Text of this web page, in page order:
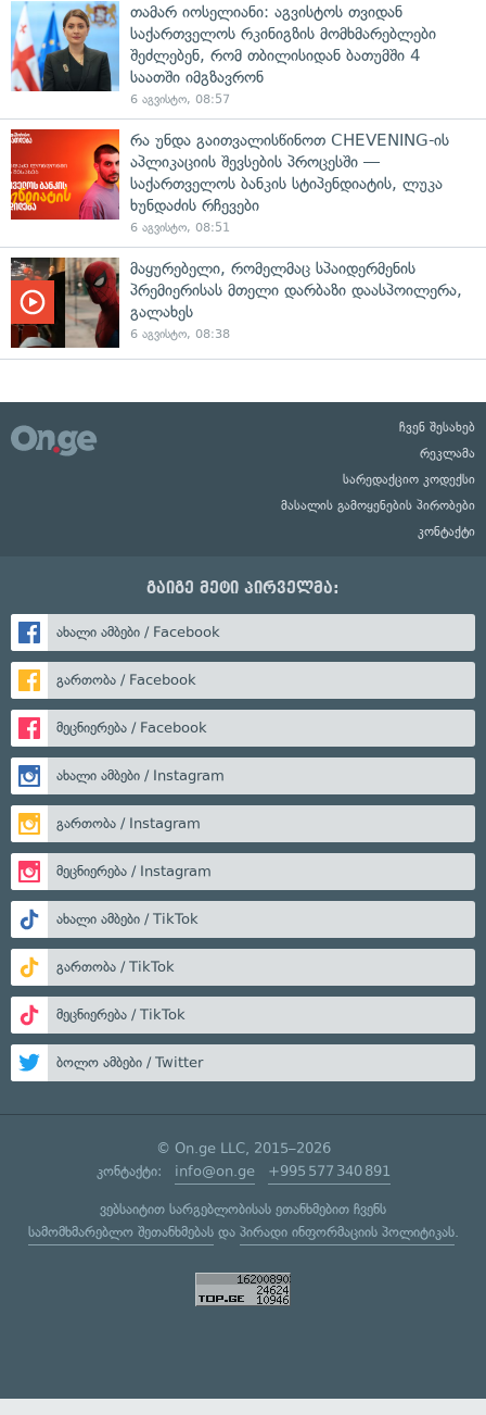
თამარ იოსელიანი: აგვისტოს თვიდან
საქართველოს რკინიგზის მომხმარებლები
შეძლებენ, რომ თბილისიდან ბათუმში 4
საათში იმგზავრონ
6 აგვისტო, 08:57
რა უნდა გაითვალისწინოთ CHEVENING-ის
აპლიკაციის შევსების პროცესში —
საქართველოს ბანკის სტიპენდიატის, ლუკა
ხუნდაძის რჩევები
6 აგვისტო, 08:51
მაყურებელი, რომელმაც სპაიდერმენის
პრემიერისას მთელი დარბაზი დაასპოილერა,
გალახეს
6 აგვისტო, 08:38
ჩვენ შესახებ
რეკლამა
სარედაქციო კოდექსი
მასალის გამოყენების პირობები
კონტაქტი
გაიგე მეტი პირველმა:
ახალი ამბები / Facebook
გართობა / Facebook
მეცნიერება / Facebook
ახალი ამბები / Instagram
გართობა / Instagram
მეცნიერება / Instagram
ახალი ამბები / TikTok
გართობა / TikTok
მეცნიერება / TikTok
ბოლო ამბები / Twitter
© On.ge LLC, 2015–2026
კონტაქტი: info@on.ge +995 577 340 891
ვებსაიტით სარგებლობისას ეთანხმებით ჩვენს
სამომხმარებლო შეთანხმებასდა პირადი ინფორმაციის პოლიტიკას.